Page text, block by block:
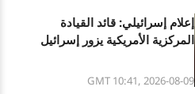
إعلام إسرائيلي: قائد القيادة
المركزية الأمريكية يزور إسرائيل
GMT 10:41, 2026-08-09